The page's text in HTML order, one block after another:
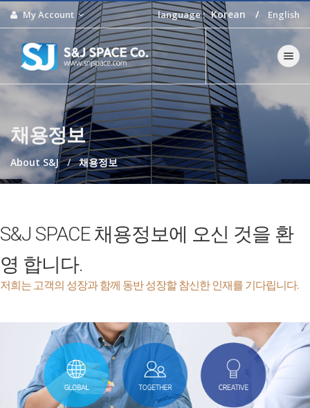
My Account language :Korean English
Toggle
채용정보
About S&J 채용정보
S&J SPACE 채용정보에 오신 것을 환
영 합니다.
저희는 고객의 성장과 함께 동반 성장할 참신한 인재를 기다립니다.